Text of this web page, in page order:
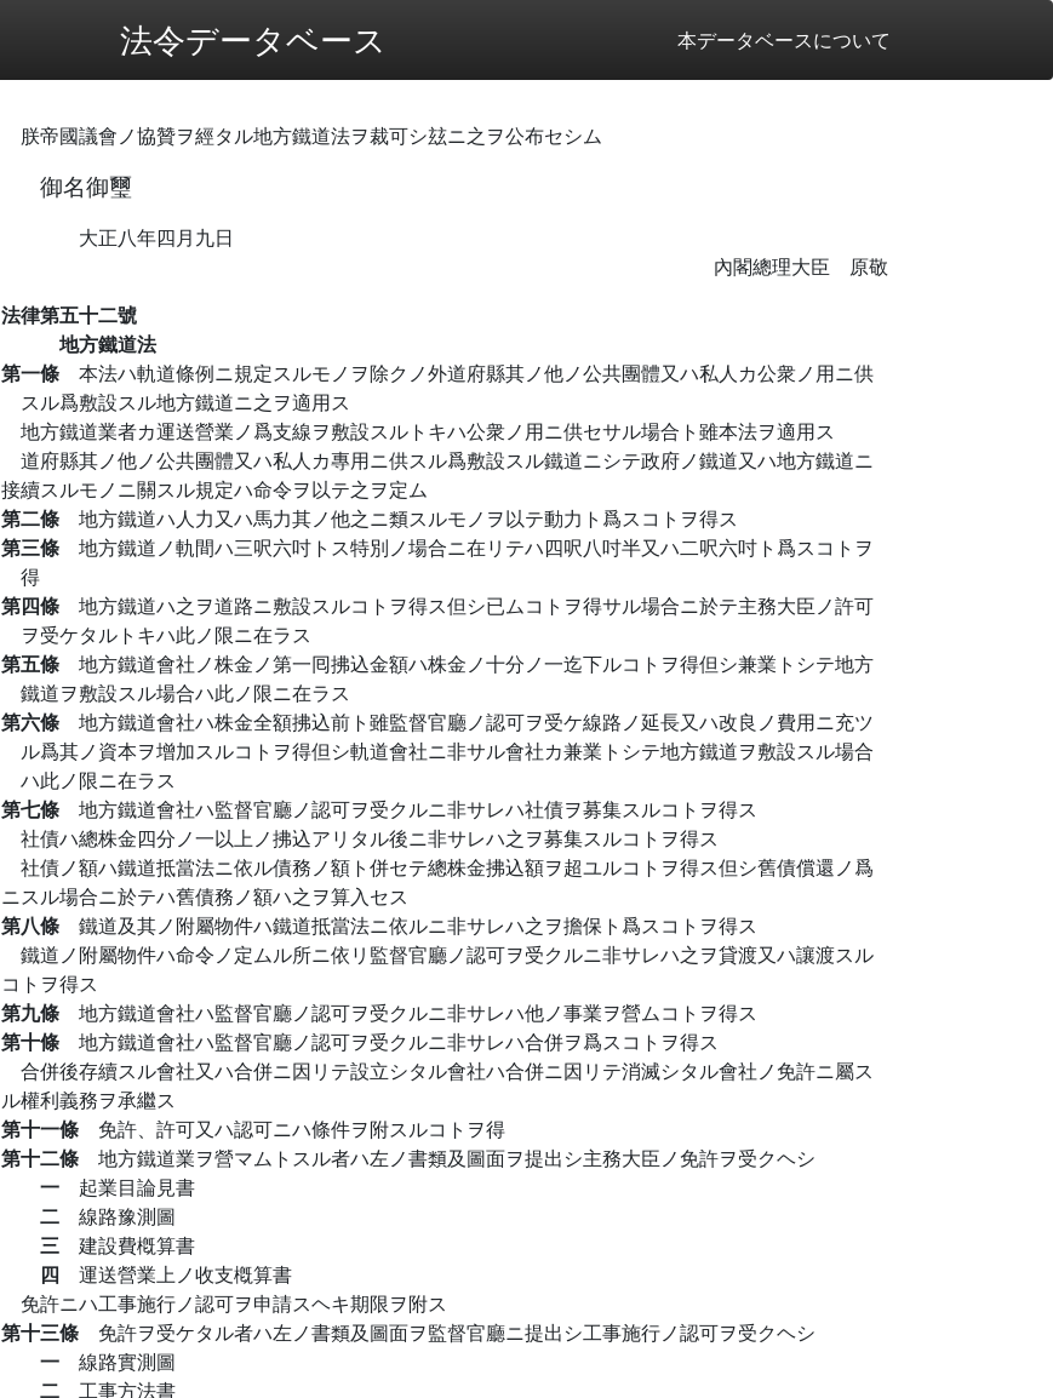
法令データベース 本データベースについて
朕帝國議會ノ協贊ヲ經タル地方鐵道法ヲ裁可シ玆ニ之ヲ公布セシム
御名御璽
大正八年四月九日
內閣總理大臣 原敬
法律第五十二號
地方鐵道法
第一條 本法ハ軌道條例ニ規定スルモノヲ除クノ外道府縣其ノ他ノ公共團體又ハ私人カ公衆ノ用ニ供
スル爲敷設スル地方鐵道ニ之ヲ適用ス
地方鐵道業者カ運送營業ノ爲支線ヲ敷設スルトキハ公衆ノ用ニ供セサル場合ト雖本法ヲ適用ス
道府縣其ノ他ノ公共團體又ハ私人カ專用ニ供スル爲敷設スル鐵道ニシテ政府ノ鐵道又ハ地方鐵道ニ
接續スルモノニ關スル規定ハ命令ヲ以テ之ヲ定ム
第二條 地方鐵道ハ人力又ハ馬力其ノ他之ニ類スルモノヲ以テ動力ト爲スコトヲ得ス
第三條 地方鐵道ノ軌間ハ三呎六吋トス特別ノ場合ニ在リテハ四呎八吋半又ハ二呎六吋ト爲スコトヲ
得
第四條 地方鐵道ハ之ヲ道路ニ敷設スルコトヲ得ス但シ已ムコトヲ得サル場合ニ於テ主務大臣ノ許可
ヲ受ケタルトキハ此ノ限ニ在ラス
第五條 地方鐵道會社ノ株金ノ第一囘拂込金額ハ株金ノ十分ノ一迄下ルコトヲ得但シ兼業トシテ地方
鐵道ヲ敷設スル場合ハ此ノ限ニ在ラス
第六條 地方鐵道會社ハ株金全額拂込前ト雖監督官廳ノ認可ヲ受ケ線路ノ延長又ハ改良ノ費用ニ充ツ
ル爲其ノ資本ヲ增加スルコトヲ得但シ軌道會社ニ非サル會社カ兼業トシテ地方鐵道ヲ敷設スル場合
ハ此ノ限ニ在ラス
第七條 地方鐵道會社ハ監督官廳ノ認可ヲ受クルニ非サレハ社債ヲ募集スルコトヲ得ス
社債ハ總株金四分ノ一以上ノ拂込アリタル後ニ非サレハ之ヲ募集スルコトヲ得ス
社債ノ額ハ鐵道抵當法ニ依ル債務ノ額ト併セテ總株金拂込額ヲ超ユルコトヲ得ス但シ舊債償還ノ爲
ニスル場合ニ於テハ舊債務ノ額ハ之ヲ算入セス
第八條 鐵道及其ノ附屬物件ハ鐵道抵當法ニ依ルニ非サレハ之ヲ擔保ト爲スコトヲ得ス
鐵道ノ附屬物件ハ命令ノ定ムル所ニ依リ監督官廳ノ認可ヲ受クルニ非サレハ之ヲ貸渡又ハ讓渡スル
コトヲ得ス
第九條 地方鐵道會社ハ監督官廳ノ認可ヲ受クルニ非サレハ他ノ事業ヲ營ムコトヲ得ス
第十條 地方鐵道會社ハ監督官廳ノ認可ヲ受クルニ非サレハ合併ヲ爲スコトヲ得ス
合併後存續スル會社又ハ合併ニ因リテ設立シタル會社ハ合併ニ因リテ消滅シタル會社ノ免許ニ屬ス
ル權利義務ヲ承繼ス
第十一條 免許、許可又ハ認可ニハ條件ヲ附スルコトヲ得
第十二條 地方鐵道業ヲ營マムトスル者ハ左ノ書類及圖面ヲ提出シ主務大臣ノ免許ヲ受クヘシ
一 起業目論見書
二 線路豫測圖
三 建設費槪算書
四 運送營業上ノ收支槪算書
免許ニハ工事施行ノ認可ヲ申請スヘキ期限ヲ附ス
第十三條 免許ヲ受ケタル者ハ左ノ書類及圖面ヲ監督官廳ニ提出シ工事施行ノ認可ヲ受クヘシ
一 線路實測圖
二 工事方法書